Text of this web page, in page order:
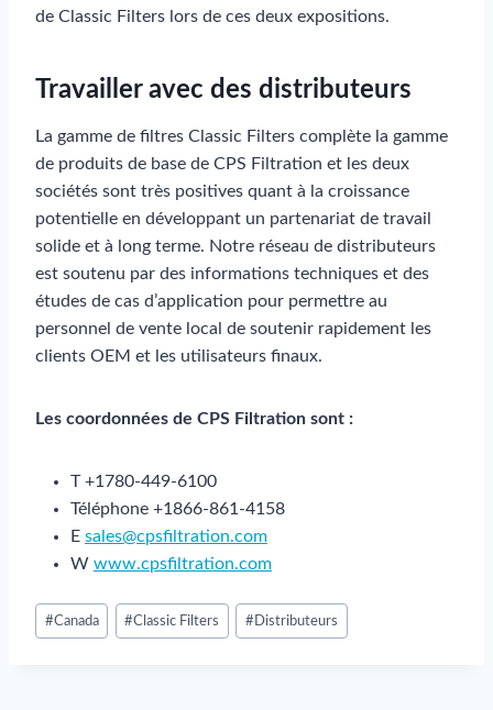
de Classic Filters lors de ces deux expositions.
Travailler avec des distributeurs
La gamme de filtres Classic Filters complète la gamme
de produits de base de CPS Filtration et les deux
sociétés sont très positives quant à la croissance
potentielle en développant un partenariat de travail
solide et à long terme. Notre réseau de distributeurs
est soutenu par des informations techniques et des
études de cas d’application pour permettre au
personnel de vente local de soutenir rapidement les
clients OEM et les utilisateurs finaux.
Les coordonnées de CPS Filtration sont :
T +1780-449-6100
Téléphone +1866-861-4158
E sales@cpsfiltration.com
W www.cpsfiltration.com
Post
Tags
#Canada #Classic Filters # Distributeurs